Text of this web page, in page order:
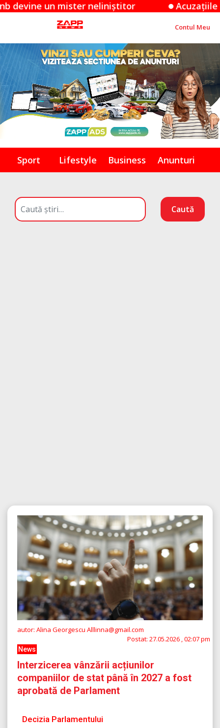
un mister neliniștitor Acuzațiile Apple
Contul Meu
Sport Lifestyle Business Anunturi
Caută
autor: Alina Georgescu Alllinna@gmail.com
Postat: 27.05.2026 , 02:07 pm
News
Interzicerea vânzării acțiunilor
companiilor de stat până în 2027 a fost
aprobată de Parlament
Decizia Parlamentului